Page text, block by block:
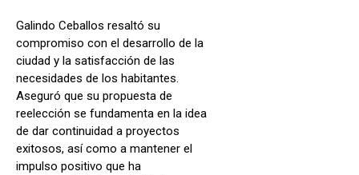
Galindo Ceballos resaltó su
compromiso con el desarrollo de la
ciudad y la satisfacción de las
necesidades de los habitantes.
Aseguró que su propuesta de
reelección se fundamenta en la idea
de dar continuidad a proyectos
exitosos, así como a mantener el
impulso positivo que ha